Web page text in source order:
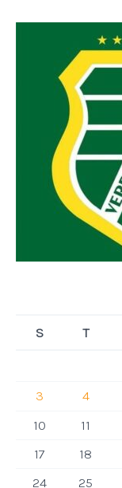
S T
3
4
10
11
17
18
24
25